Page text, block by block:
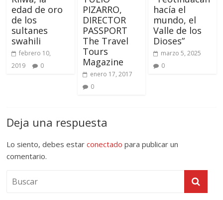
edad de oro
de los
sultanes
swahili
febrero 10,
2019
0
PIZARRO,
DIRECTOR
PASSPORT
The Travel
Tours
Magazine
enero 17, 2017
0
hacía el
mundo, el
Valle de los
Dioses”
marzo 5, 2025
0
Deja una respuesta
Lo siento, debes estarconectado para publicar un
comentario.